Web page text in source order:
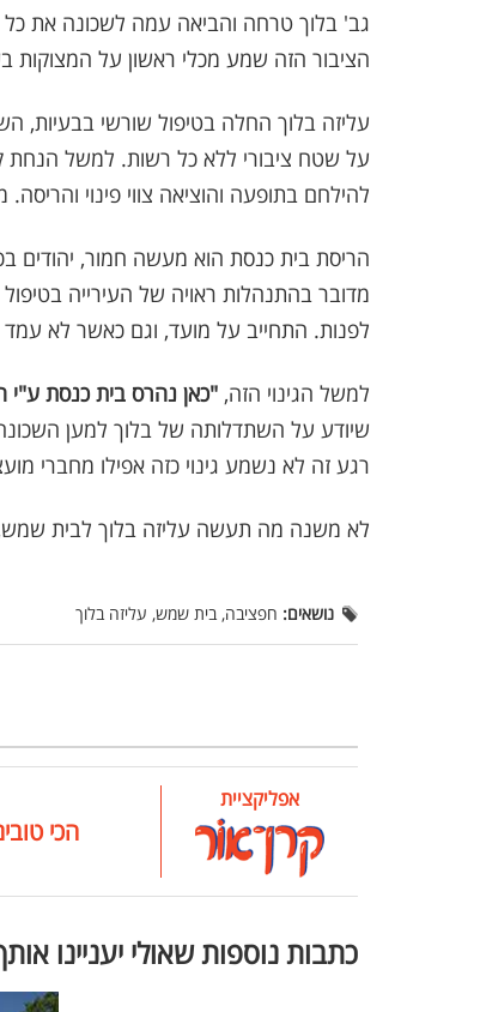
גב' בלוך טרחה והביאה עמה לשכונה את כל
הציבור הזה שמע מכלי ראשון על המצוקות
עליזה בלוך החלה בטיפול שורשי בבעיות,
על שטח ציבורי ללא כל רשות. למשל הנחת
להילחם בתופעה והוציאה צווי פינוי
הריסת בית כנסת הוא מעשה חמור, יהודים
מדובר בהתנהלות ראויה של העירייה
לפנות. התחייב על מועד, וגם כאשר לא עמד
למשל הגינוי הזה, "כאן נהרס בית כנסת ע"י
שיודע על השתדלותה של בלוך למען
רגע זה לא נשמע גינוי כזה אפילו מחברי
לא משנה מה תעשה עליזה בלוך לבית
נושאים: חפציבה, בית שמש, עליזה בלוך
אפליקציית
הכי
כתבות נוספות שאולי יעניינו